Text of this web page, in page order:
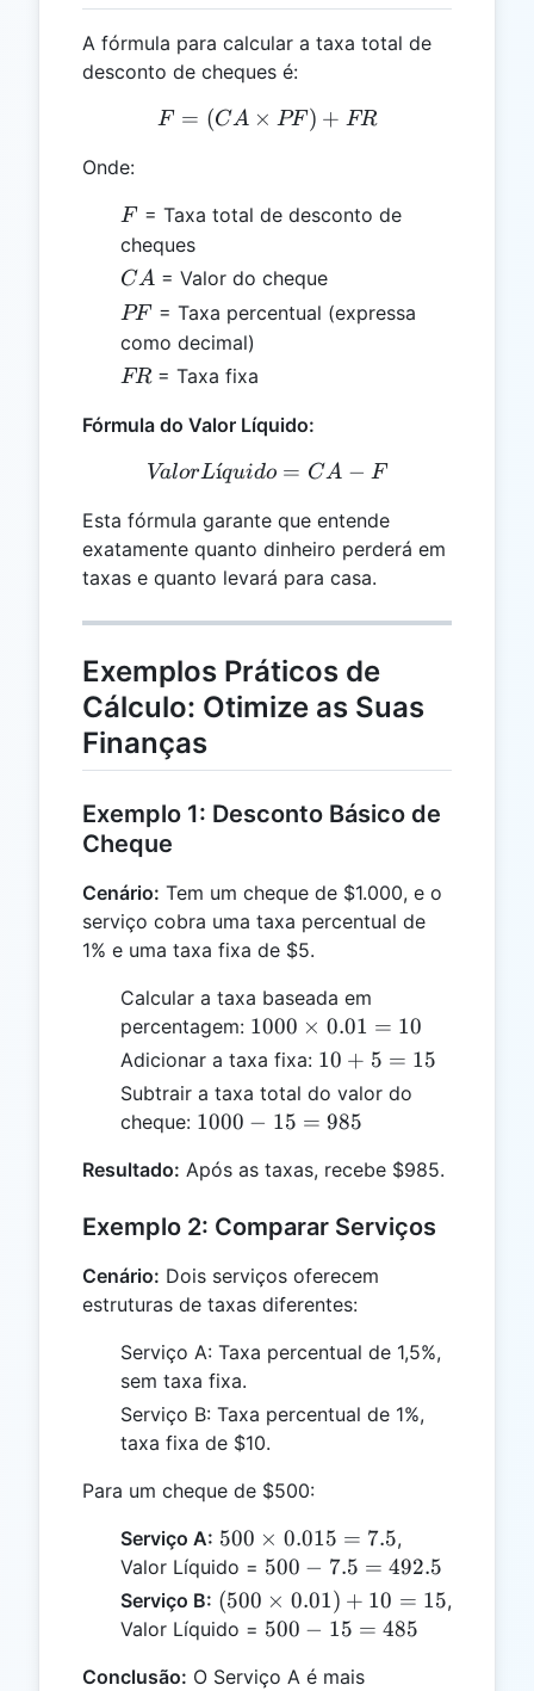
A fórmula para calcular a taxa total de
desconto de cheques é:
F = (CA \times PF) + FR
F = (CA × PF) + FR
Onde:
F
F = Taxa total de desconto de
cheques
CA
CA = Valor do cheque
PF
PF = Taxa percentual (expressa
como decimal)
FR
FR= Taxa fixa
Fórmula do Valor Líquido:
Valor Líquido = CA - F
ValorLı
ˊquido = CA − F
Esta fórmula garante que entende
exatamente quanto dinheiro perderá em
taxas e quanto levará para casa.
Exemplos Práticos de
Cálculo: Otimize as Suas
Finanças
Exemplo 1: Desconto Básico de
Cheque
Cenário: Tem um cheque de $1.000, e o
serviço cobra uma taxa percentual de
1% e uma taxa fixa de $5.
Calcular a taxa baseada em
percentagem: 1000
\times
= 10
1000 × 0.01 = 10
Adicionar a taxa fixa: 10
+
5
15
10 + 5 = 15
Subtrair a taxa total do valor do
cheque: 1000
=
1000 − 15 = 985
Resultado: Após as taxas, recebe $985.
Exemplo 2: Comparar Serviços
Cenário: Dois serviços oferecem
estruturas de taxas diferentes:
Serviço A: Taxa percentual de 1,5%,
sem taxa fixa.
Serviço B: Taxa percentual de 1%,
taxa fixa de $10.
Para um cheque de $500:
Serviço A: 500
\times
0.015
= 7.5
500 × 0.015 = 7.5,
Valor Líquido = 500 -
7.5 =
492.5
500 − 7.5 = 492.5
Serviço B: (500
\times
+ 10
(500 × 0.01) + 10 = 15,
Valor Líquido = 500
15
500 − 15 = 485
Conclusão: O Serviço A é mais